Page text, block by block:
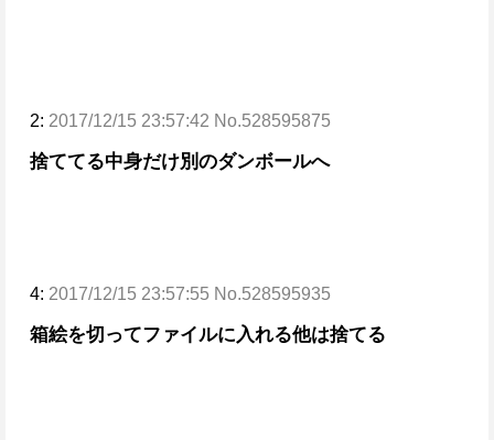
2: 2017/12/15 23:57:42 No.528595875
捨ててる中身だけ別のダンボールへ
4: 2017/12/15 23:57:55 No.528595935
箱絵を切ってファイルに入れる他は捨てる